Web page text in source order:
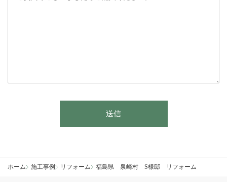
このフィールドは空のままにしてください。
送信
ホーム 施工事例 リフォーム 福島県 泉崎村 S様邸 リフォーム